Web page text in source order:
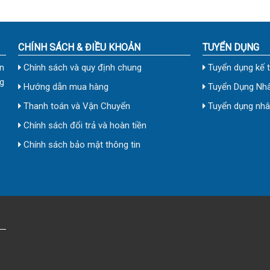
CHÍNH SÁCH & ĐIỀU KHOẢN
Chính sách và quy định chung
Hướng dẫn mua hàng
Thanh toán và Vận Chuyển
Chính sách đổi trả và hoàn tiền
Chính sách bảo mật thông tin
TUYỂN DỤNG
Tuyển dụng kế
Tuyển Dụng
Tuyển dụng